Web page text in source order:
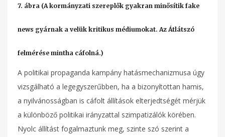
7. ábra (A kormányzati szereplők gyakran minősítik fake
news gyárnak a velük kritikus médiumokat. Az Átlátszó
felmérése mintha cáfolná.)
A politikai propaganda kampány hatásmechanizmusa úgy
vizsgálható a legegyszerűbben, ha a bizonyítottan hamis,
a nyilvánosságban is cáfolt állítások elterjedtségét mérjük
a különböző politikai irányzattal szimpatizálók körében.
Nyolc állítást fogalmaztunk meg, szinte szó szerint a